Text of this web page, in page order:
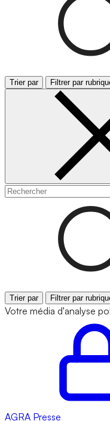
Trier par Filtrer par
Trier par Filtrer par
Votre média d'analyse
AGRA Presse